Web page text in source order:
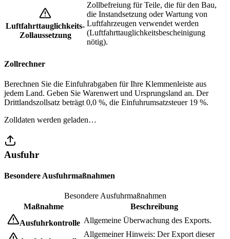
Luftfahrttauglichkeits-
Zollaussetzung
Zollbefreiung für Teile, die für den Bau,
die Instandsetzung oder Wartung von
Luftfahrzeugen verwendet werden
(Luftfahrttauglichkeitsbescheinigung
nötig).
Zollrechner
Berechnen Sie die Einfuhrabgaben für Ihre Klemmenleiste aus
jedem Land. Geben Sie Warenwert und Ursprungsland an. Der
Drittlandszollsatz beträgt 0,0 %, die Einfuhrumsatzsteuer 19 %.
Zolldaten werden geladen…
Ausfuhr
Besondere Ausfuhrmaßnahmen
Besondere Ausfuhrmaßnahmen
Maßnahme
Beschreibung
Ausfuhrkontrolle Allgemeine Überwachung des Exports.
Allgemeiner Hinweis: Der Export dieser